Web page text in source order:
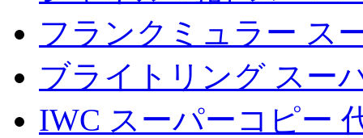
フランクミュラー ス
ブライトリング スー
IWC スーパーコピー